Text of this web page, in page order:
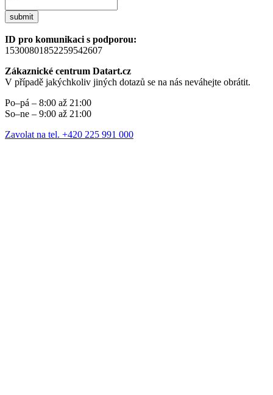
submit
ID pro komunikaci s podporou:
15300801852259542607
Zákaznické centrum Datart.cz
V případě jakýchkoliv jiných dotazů se na nás neváhejte obrátit.
Po–pá – 8:00 až 21:00
So–ne – 9:00 až 21:00
Zavolat na tel. +420 225 991 000